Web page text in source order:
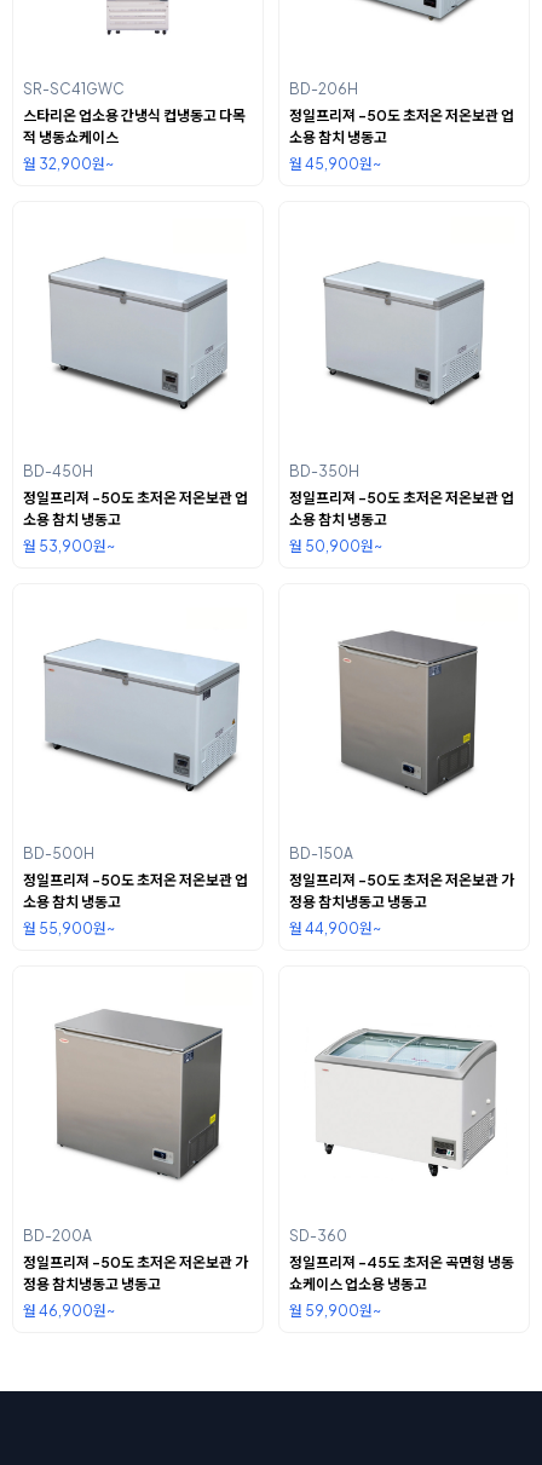
SR-SC41GWC
스타리온 업소용 간냉식 컵냉동고 다목
적 냉동쇼케이스
월 32,900원~
BD-206H
정일프리져 -50도 초저온 저온보관 업
소용 참치 냉동고
월 45,900원~
BD-450H
정일프리져 -50도 초저온 저온보관 업
소용 참치 냉동고
월 53,900원~
BD-350H
정일프리져 -50도 초저온 저온보관 업
소용 참치 냉동고
월 50,900원~
BD-500H
정일프리져 -50도 초저온 저온보관 업
소용 참치 냉동고
월 55,900원~
BD-150A
정일프리져 -50도 초저온 저온보관 가
정용 참치냉동고 냉동고
월 44,900원~
BD-200A
정일프리져 -50도 초저온 저온보관 가
정용 참치냉동고 냉동고
월 46,900원~
SD-360
정일프리져 -45도 초저온 곡면형 냉동
쇼케이스 업소용 냉동고
월 59,900원~